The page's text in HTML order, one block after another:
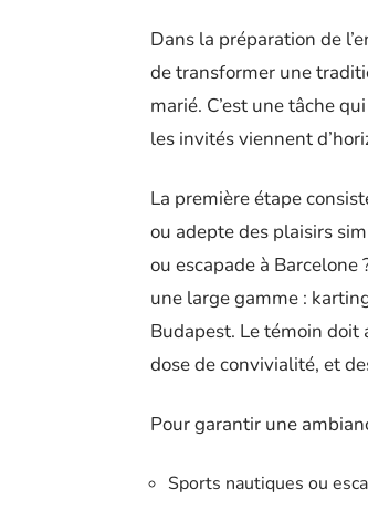
Dans la préparation de
de transformer une
marié. C’est une tâche
les invités viennent
La première étape
ou adepte des plaisirs
ou escapade à Barcelone
une large gamme :
Budapest. Le témoin doit
dose de convivialité, et
Pour garantir une
Sports nautiques ou